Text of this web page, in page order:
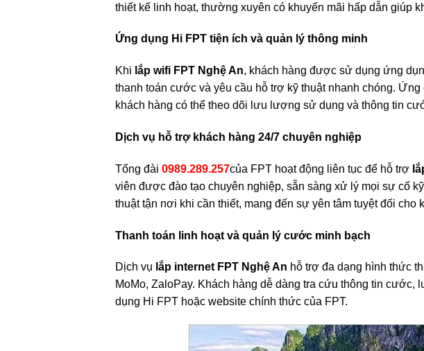
thiết kế linh hoạt, thường xuyên có khuyến mãi hấp dẫn giúp
Ứng dụng Hi FPT tiện ích và quản lý thông minh
Khi lắp wifi FPT Nghệ An, khách hàng được sử dụng ứng
thanh toán cước và yêu cầu hỗ trợ kỹ thuật nhanh chóng.
khách hàng có thể theo dõi lưu lượng sử dụng và thông tin
Dịch vụ hỗ trợ khách hàng 24/7 chuyên nghiệp
Tổng đài0989.289.257của FPT hoạt động liên tục để hỗ trợ
viên được đào tạo chuyên nghiệp, sẵn sàng xử lý mọi sự cố
thuật tận nơi khi cần thiết, mang đến sự yên tâm tuyệt đối cho
Thanh toán linh hoạt và quản lý cước minh bạch
Dịch vụ lắp internet FPT Nghệ An hỗ trợ đa dạng hình thức
MoMo, ZaloPay. Khách hàng dễ dàng tra cứu thông tin
dụng Hi FPT hoặc website chính thức của FPT.